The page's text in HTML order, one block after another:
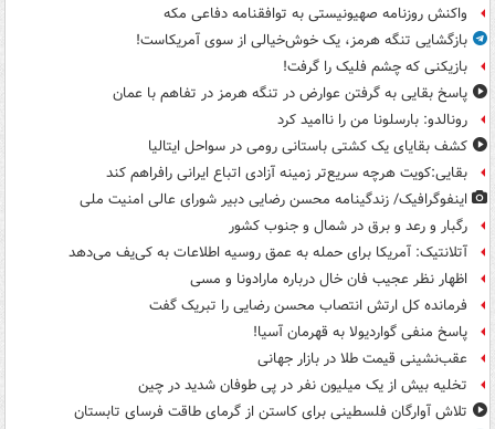
واکنش روزنامه صهیونیستی به توافقنامه دفاعی مکه
بازگشایی تنگه هرمز، یک خوش‌خیالی از سوی آمریکاست!
بازیکنی که چشم فلیک را گرفت!
پاسخ بقایی به گرفتن عوارض در تنگه هرمز در تفاهم با عمان
رونالدو: بارسلونا من را ناامید کرد
کشف بقایای یک کشتی باستانی رومی در سواحل ایتالیا
بقایی:کویت هرچه سریع‌تر زمینه آزادی اتباع ایرانی رافراهم کند
اینفوگرافیک/ زندگینامه محسن رضایی دبیر شورای عالی امنیت‌ ملی
رگبار و رعد و برق در شمال و جنوب کشور
آتلانتیک: آمریکا برای حمله به عمق روسیه اطلاعات به کی‌یف می‌دهد
اظهار نظر عجیب فان خال درباره مارادونا و مسی
فرمانده کل ارتش انتصاب محسن رضایی را تبریک گفت
پاسخ منفی گواردیولا به قهرمان آسیا!
عقب‌نشینی قیمت طلا در بازار جهانی
تخلیه بیش از یک میلیون نفر در پی طوفان شدید در چین
تلاش آوارگان فلسطینی برای کاستن از گرمای طاقت فرسای تابستان